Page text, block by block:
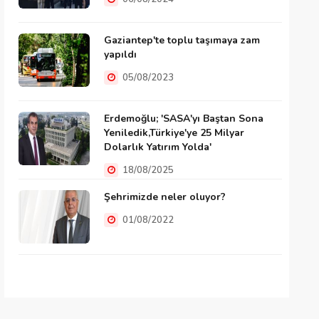
Gaziantep'te toplu taşımaya zam
yapıldı
05/08/2023
Erdemoğlu; 'SASA'yı Baştan Sona
Yeniledik,Türkiye'ye 25 Milyar
Dolarlık Yatırım Yolda'
18/08/2025
Şehrimizde neler oluyor?
01/08/2022